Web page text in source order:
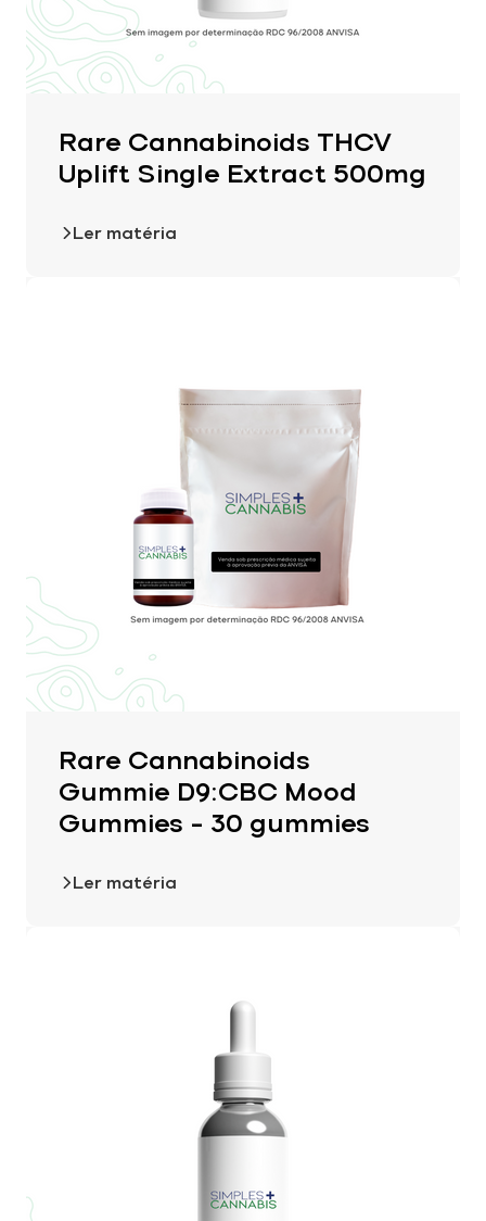
Rare Cannabinoids THCV
Uplift Single Extract 500mg
Ler matéria
Rare Cannabinoids
Gummie D9:CBC Mood
Gummies – 30 gummies
Ler matéria